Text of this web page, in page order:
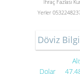
İhraç Fazlası
Yerler
Döviz
Dolar